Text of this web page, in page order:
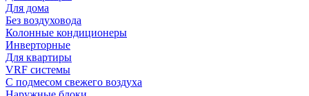
Для дома
Без воздуховода
Колонные кондиционеры
Инверторные
Для квартиры
VRF системы
С подмесом свежего воздуха